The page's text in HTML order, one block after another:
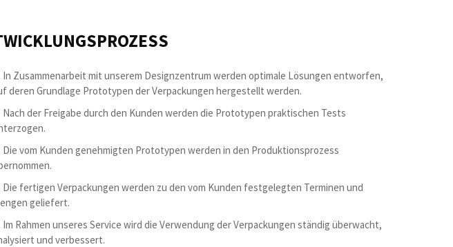
Zusammenarbeit mit unserem Designzentrum werden optimale Lösungen entworfen,
deren Grundlage Prototypen der Verpackungen hergestellt werden.
der Freigabe durch den Kunden werden die Prototypen praktischen Tests
vom Kunden genehmigten Prototypen werden in den Produktionsprozess
fertigen Verpackungen werden zu den vom Kunden festgelegten Terminen und
geliefert.
Rahmen unseres Service wird die Verwendung der Verpackungen ständig überwacht,
und verbessert.